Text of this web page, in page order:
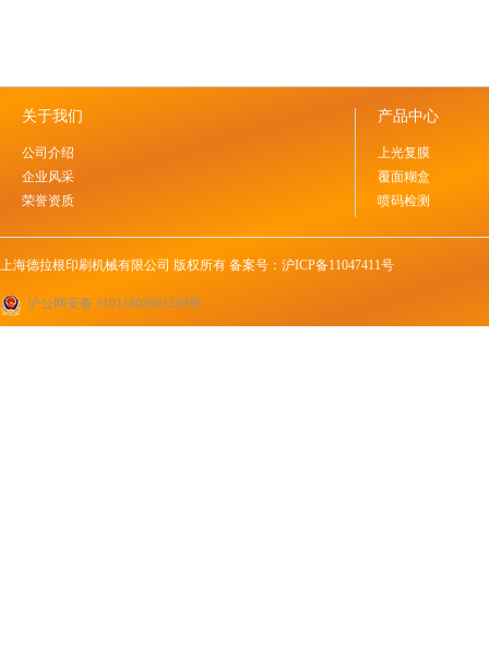
关于我们
公司介绍
企业风采
荣誉资质
产品中心
上光复膜
覆面糊盒
喷码检测
上海德拉根印刷机械有限公司 版权所有 备案号： 沪ICP备11047411号
沪公网安备 31011802001250号